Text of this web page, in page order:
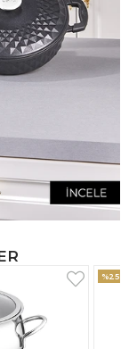
%33